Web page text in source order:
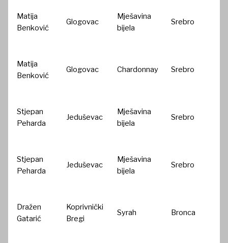
Matija
Benković
Glogovac
Mješavina
bijela
Srebro
Matija
Benković
Glogovac Chardonnay Srebro
Stjepan
Peharda
Jeduševac
Mješavina
bijela
Srebro
Stjepan
Peharda
Jeduševac
Mješavina
bijela
Srebro
Dražen
Gatarić
Koprivnički
Bregi
Syrah Bronca